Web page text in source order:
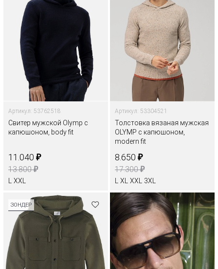
Артикул: 53762518
Свитер мужской Olymp с
капюшоном, body fit
11.040 ₽
13.800₽
XXL
Артикул: 53304521
Толстовка вязаная мужская
OLYMP с капюшоном,
modern fit
8.650 ₽
17.300₽
XL XXL 3XL
ЗОНДЕР